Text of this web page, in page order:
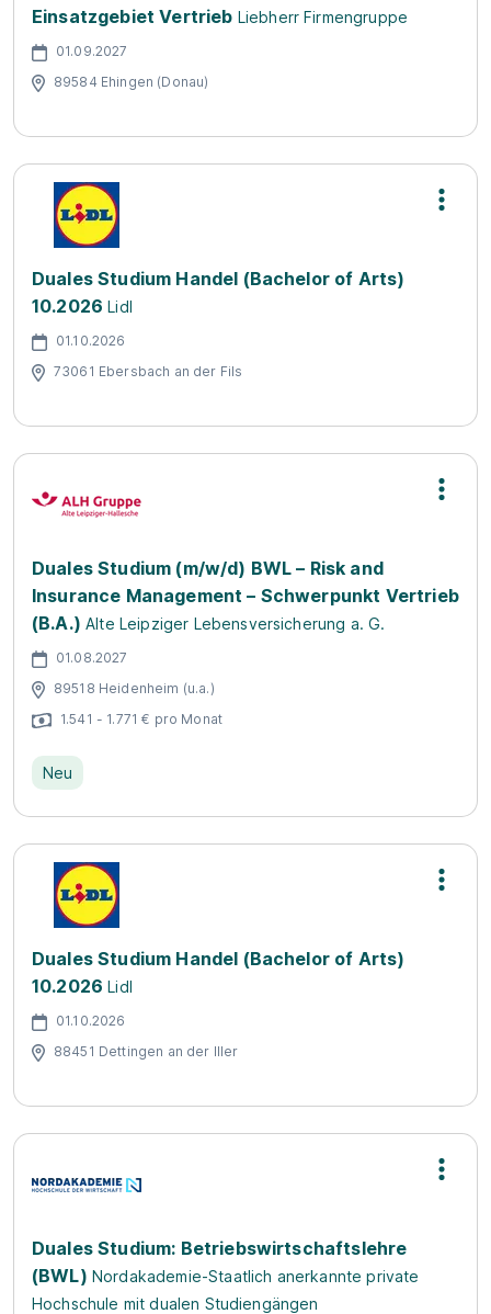
Einsatzgebiet Vertrieb Liebherr Firmengruppe
01.09.2027
89584 Ehingen (Donau)
Duales Studium Handel (Bachelor of Arts)
10.2026 Lidl
01.10.2026
73061 Ebersbach an der Fils
Duales Studium (m/w/d) BWL – Risk and
Insurance Management – Schwerpunkt Vertrieb
(B.A.) Alte Leipziger Lebensversicherung a. G.
01.08.2027
89518 Heidenheim (u.a.)
1.541 - 1.771 € pro Monat
Neu
Duales Studium Handel (Bachelor of Arts)
10.2026 Lidl
01.10.2026
88451 Dettingen an der Iller
Duales Studium: Betriebswirtschaftslehre
(BWL) Nordakademie-Staatlich anerkannte private
Hochschule mit dualen Studiengängen